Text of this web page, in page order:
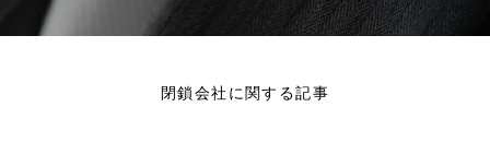
閉鎖会社に関する記事